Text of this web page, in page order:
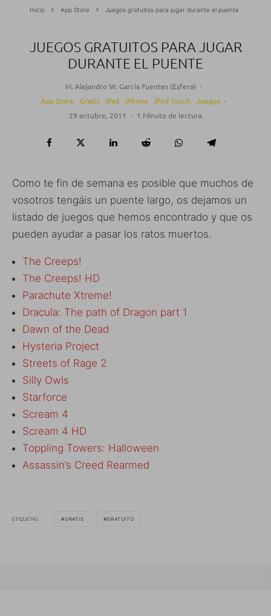
Inicio App Store Juegos gratuitos para jugar durante el puente
JUEGOS GRATUITOS PARA JUGAR
DURANTE EL PUENTE
M. Alejandro W. García Fuentes (Esfera) ·
App Store
Gratis iPad iPhone iPod Touch Juegos ·
29 octubre, 2011
· 1 Minuto de lectura
Como te fin de semana es posible que muchos de
vosotros tengáis un puente largo, os dejamos un
listado de juegos que hemos encontrado y que os
pueden ayudar a pasar los ratos muertos.
The Creeps!
The Creeps! HD
Parachute Xtreme!
Dracula: The path of Dragon part 1
Dawn of the Dead
Hysteria Project
Streets of Rage 2
Silly Owls
Starforce
Scream 4
Scream 4 HD
Toppling Towers: Halloween
Assassin’s Creed Rearmed
ETIQUETAS GRATIS GRATUITO